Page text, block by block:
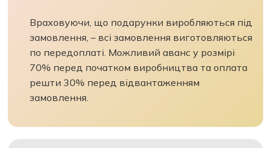
Враховуючи, що подарунки виробляються під
замовлення, – всі замовлення виготовляються
по передоплаті. Можливий аванс у розмірі
70% перед початком виробництва та оплата
решти 30% перед відвантаженням
замовлення.